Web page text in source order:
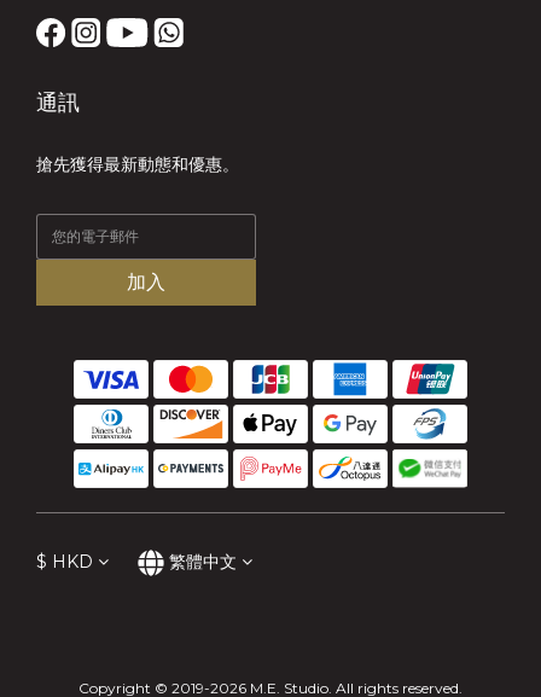
通訊
搶先獲得最新動態和優惠。
加入
$ HKD 繁體中文
Copyright © 2019-2026 M.E. Studio. All rights reserved.